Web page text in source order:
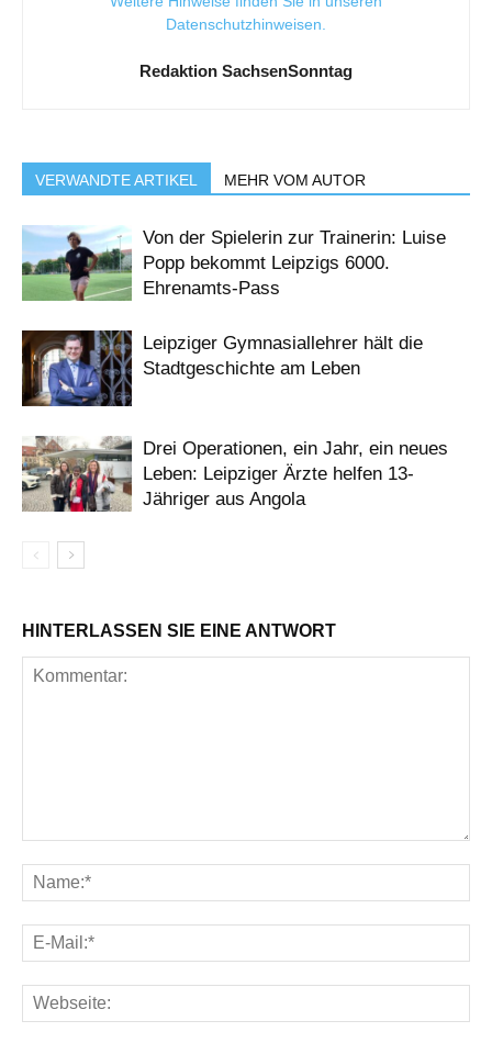
Datenschutzhinweisen
Redaktion SachsenSonntag
VERWANDTE ARTIKEL MEHR VOM AUTOR
Von der Spielerin zur Trainerin: Luise
Popp bekommt Leipzigs 6000.
Ehrenamts-Pass
Leipziger Gymnasiallehrer hält die
Stadtgeschichte am Leben
Drei Operationen, ein Jahr, ein neues
Leben: Leipziger Ärzte helfen 13-
Jähriger aus Angola
HINTERLASSEN SIE EINE ANTWORT